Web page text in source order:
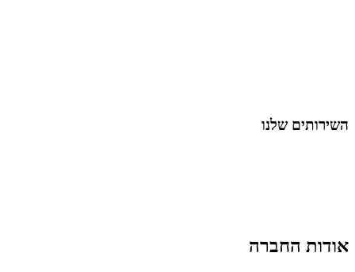
השירותים שלנו
אודות החברה